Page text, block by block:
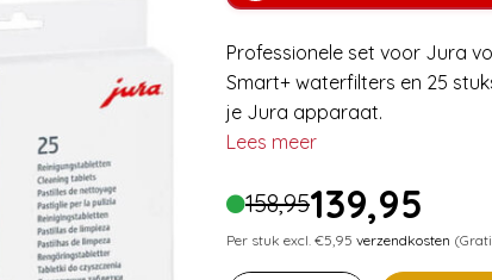
Professionele set voor Jura
Smart+ waterfilters en 25
je Jura apparaat.
Lees meer
158,95139,95
Per stuk excl. €5,95 verzendkosten